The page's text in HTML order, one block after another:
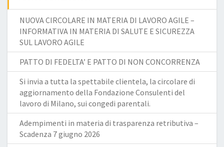
NUOVA CIRCOLARE IN MATERIA DI LAVORO AGILE –
INFORMATIVA IN MATERIA DI SALUTE E SICUREZZA
SUL LAVORO AGILE
PATTO DI FEDELTA’ E PATTO DI NON CONCORRENZA
Si invia a tutta la spettabile clientela, la circolare di
aggiornamento della Fondazione Consulenti del
lavoro di Milano, sui congedi parentali.
Adempimenti in materia di trasparenza retributiva –
Scadenza 7 giugno 2026